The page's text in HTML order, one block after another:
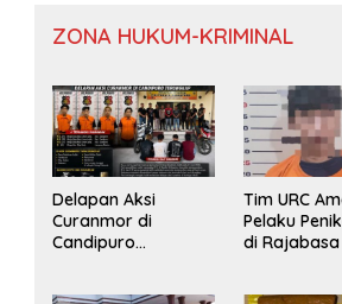
ZONA HUKUM-KRIMINAL
Delapan Aksi
Curanmor di
Candipuro
Tim URC
Pelaku
di Rajabasa